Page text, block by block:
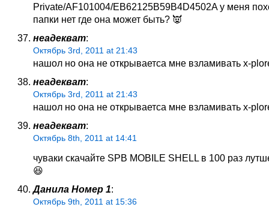
Private/AF101004/EB62125B59B4D4502A у меня
папки нет где она может быть? 👿
неадекват:
Октябрь 3rd, 2011 at 21:43
нашол но она не открываетса мне взламивать х-
неадекват:
Октябрь 3rd, 2011 at 21:43
нашол но она не открываетса мне взламивать х-
неадекват:
Октябрь 8th, 2011 at 14:41
чуваки скачайте SPB MOBILE SHELL в 100 раз
😆
Данила Номер 1:
Октябрь 9th, 2011 at 15:36